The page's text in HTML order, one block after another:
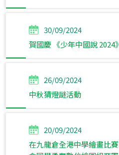
30/09/2024
賀國慶 《少年中國說 2024
26/09/2024
中秋猜燈謎活動
20/09/2024
在九龍倉全港中學繪畫比